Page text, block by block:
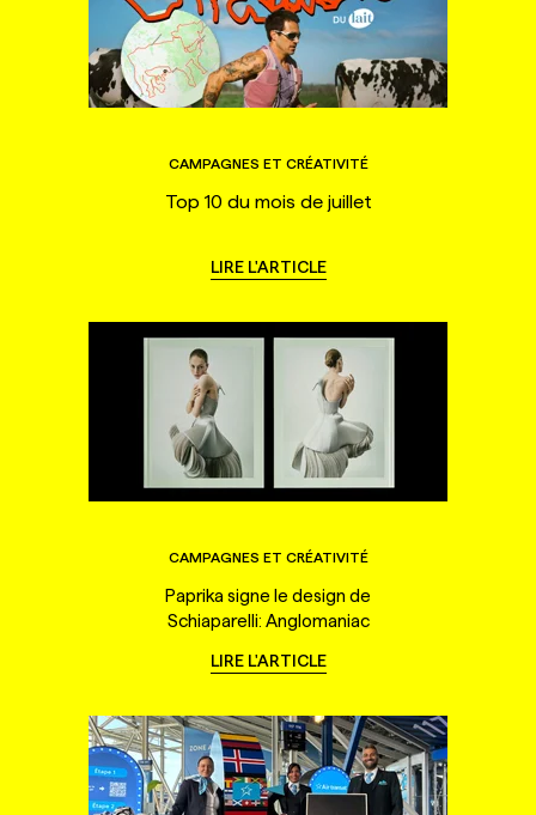
CAMPAGNES ET CRÉATIVITÉ
Top 10 du mois de juillet
LIRE L'ARTICLE
CAMPAGNES ET CRÉATIVITÉ
Paprika signe le design de
Schiaparelli: Anglomaniac
LIRE L'ARTICLE